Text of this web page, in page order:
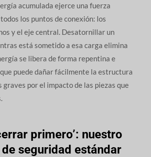
acumulada ejerce una fuerza
los puntos de conexión: los
y el eje central. Desatornillar un
está sometido a esa carga elimina
se libera de forma repentina e
puede dañar fácilmente la estructura
graves por el impacto de las piezas que
primero’: nuestro
seguridad estándar